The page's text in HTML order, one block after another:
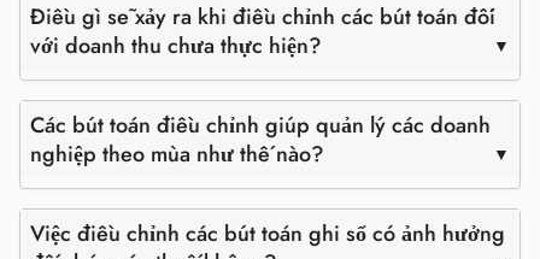
Điều gì sẽ xảy ra khi điều chỉnh các bút toán đối
với doanh thu chưa thực hiện?
Các bút toán điều chỉnh giúp quản lý các doanh
nghiệp theo mùa như thế nào?
Việc điều chỉnh các bút toán ghi sổ có ảnh hưởng